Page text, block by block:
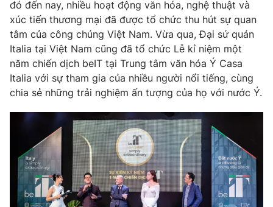
đó đến nay, nhiều hoạt động văn hóa, nghệ thuật và
xúc tiến thương mại đã được tổ chức thu hút sự quan
tâm của công chúng Việt Nam. Vừa qua, Đại sứ quán
Italia tại Việt Nam cũng đã tổ chức Lễ kỉ niệm một
năm chiến dịch beIT tại Trung tâm văn hóa Ý Casa
Italia với sự tham gia của nhiều người nổi tiếng, cùng
chia sẻ những trải nghiệm ấn tượng của họ với nước Ý.